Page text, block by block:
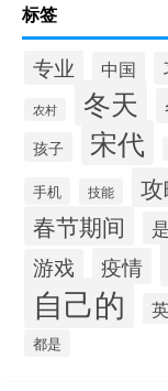
标签
专业 中国
农村 冬天
孩子 宋代
手机 技能
春节期间
游戏 疫情
自己的
都是